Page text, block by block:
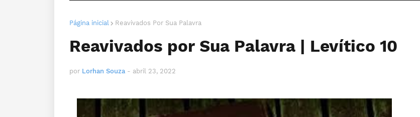
Página inicial Reavivados Por Sua Palavra
Reavivados por Sua Palavra | Levítico 10
por Lorhan Souza - abril 23, 2022